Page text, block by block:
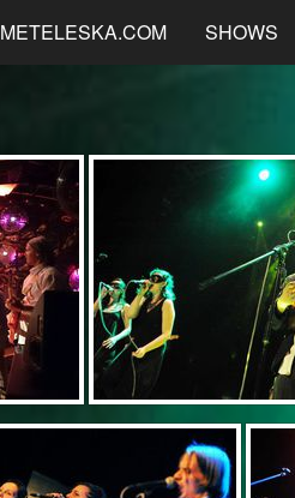
METELESKA.COM SHOWS